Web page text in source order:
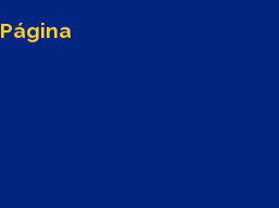
Página